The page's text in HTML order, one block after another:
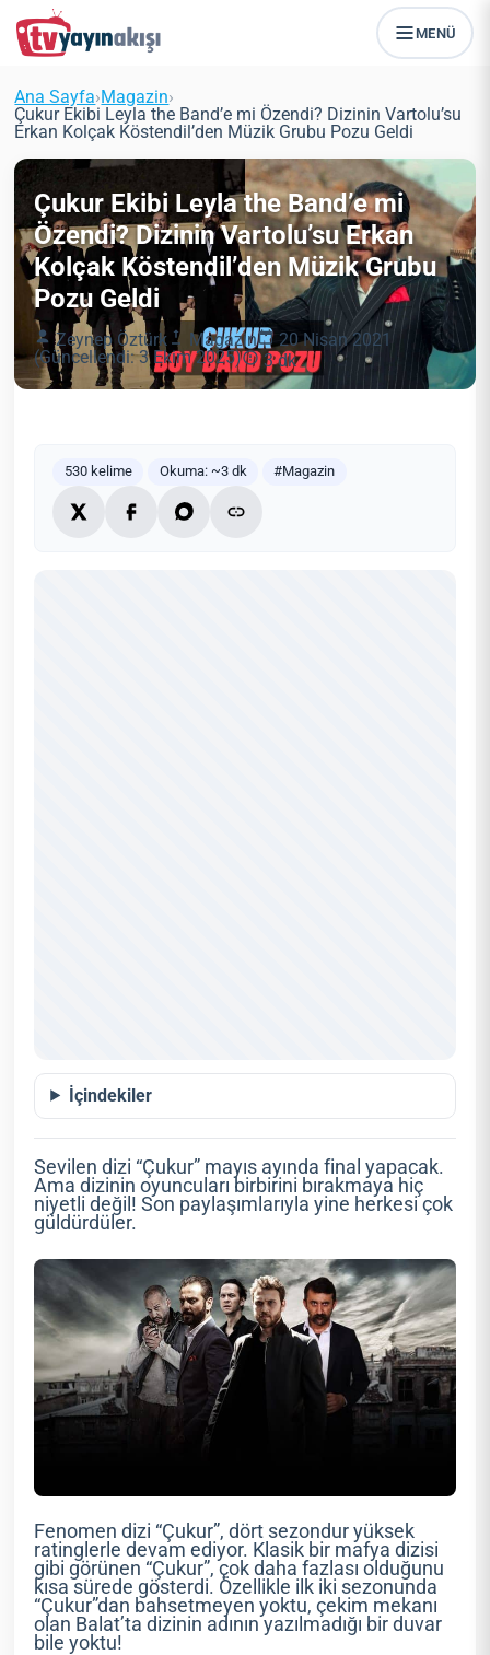
MENÜ
Ana Sayfa›Magazin›
Çukur Ekibi Leyla the Band’e mi Özendi? Dizinin Vartolu’su
Erkan Kolçak Köstendil’den Müzik Grubu Pozu Geldi
Çukur Ekibi Leyla the Band’e mi
Özendi? Dizinin Vartolu’su Erkan
Kolçak Köstendil’den Müzik Grubu
Pozu Geldi
Zeynep Öztürk Magazin
20 Nisan 2021
(Güncellendi: 3 Ekim 2025)
3 dk
530 kelime Okuma: ~3 dk #Magazin
İçindekiler
Sevilen dizi “Çukur” mayıs ayında final yapacak.
Ama dizinin oyuncuları birbirini bırakmaya hiç
niyetli değil! Son paylaşımlarıyla yine herkesi çok
güldürdüler.
Fenomen dizi “Çukur”, dört sezondur yüksek
ratinglerle devam ediyor. Klasik bir mafya dizisi
gibi görünen “Çukur”, çok daha fazlası olduğunu
kısa sürede gösterdi. Özellikle ilk iki sezonunda
“Çukur”dan bahsetmeyen yoktu, çekim mekanı
olan Balat’ta dizinin adının yazılmadığı bir duvar
bile yoktu!